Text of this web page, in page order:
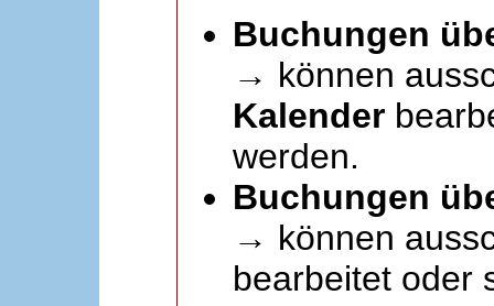
Buchungen
→ können
Kalender
werden.
Buchungen
→ können
bearbeitet oder